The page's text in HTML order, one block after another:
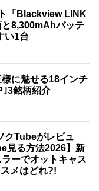
「Blackview LINK
8,300mAhバッテ
い1台
に魅せる18インチ
3銘柄紹介
クTubeがレビュ
見る方法2026】新
ーでオットキャス
メはどれ?!